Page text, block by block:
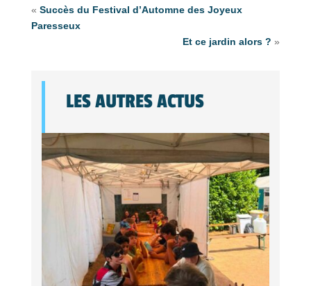
« Succès du Festival d’Automne des Joyeux
Paresseux
Et ce jardin alors ? »
LES AUTRES ACTUS